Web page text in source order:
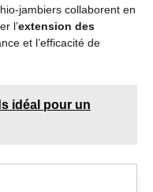
jambiers collaborent en
l’extension des
et l’efficacité de
idéal pour un